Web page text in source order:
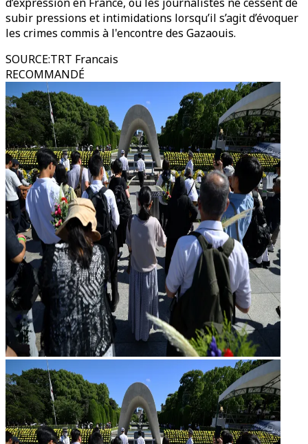
subir pressions et intimidations lorsqu’il s’agit d’évoquer
les crimes commis à l'encontre des Gazaouis.
SOURCE:TRT Francais
RECOMMANDÉ